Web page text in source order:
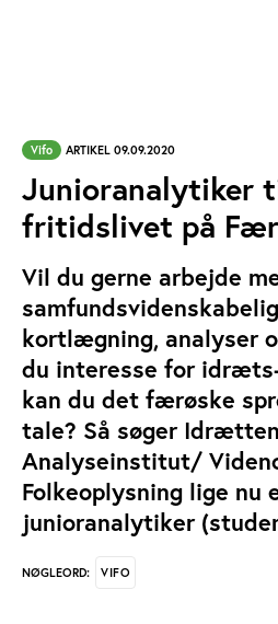
Vifo ARTIKEL 09.09.2020
Junioranalytiker
fritidslivet på
Vil du gerne arbejde
kortlægning, analyser
du interesse for
kan du det færøske
tale? Så søger
Analyseinstitut/
Folkeoplysning lige nu
junioranalytiker
NØGLEORD: VIFO